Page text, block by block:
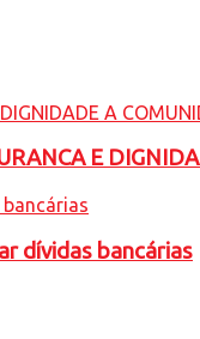
E
dívidas bancárias